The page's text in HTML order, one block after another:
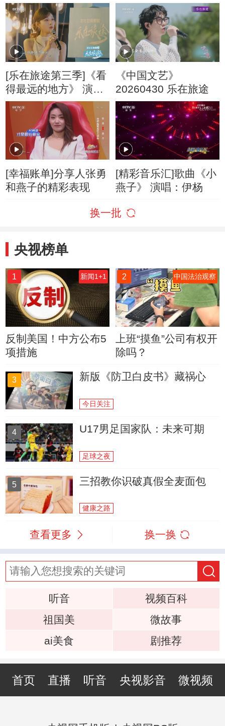
音乐会
[乐在旅途第三季]《看
得最远的地方》 演
唱：马凡舒
《中国文艺》
20260430 乐在旅途
[幸福账单]分享人张勇
和燕子的精彩表现
[精彩音乐汇]歌曲《小
燕子》 演唱：伊杨
换一批
央视榜单
1 新闻1+1
反制美国！中方公布5
项措施
2 中国法治观察
上班“摸鱼”公司有权开
除吗？
3 新版《防卫白皮书》藏祸心
今日关注
4 U17男足国家队：未来可期
足球之夜
5 三招教你识破真假全麦面包
健康之路
查看更多 换一换
听音
视频百科
祖国美
微故事
ai美食
剧推荐
首页 直播 听音 央视影音 微视频